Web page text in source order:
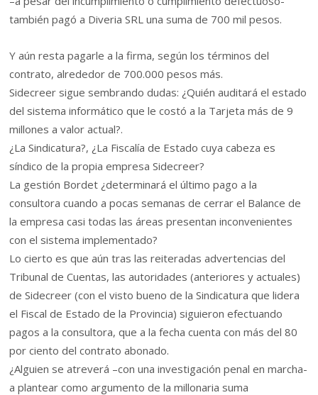
también pagó a Diveria SRL una suma de 700 mil pesos.
Y aún resta pagarle a la firma, según los términos del
contrato, alrededor de 700.000 pesos más.
Sidecreer sigue sembrando dudas: ¿Quién auditará el estado
del sistema informático que le costó a la Tarjeta más de 9
millones a valor actual?.
¿La Sindicatura?, ¿La Fiscalía de Estado cuya cabeza es
síndico de la propia empresa Sidecreer?
La gestión Bordet ¿determinará el último pago a la
consultora cuando a pocas semanas de cerrar el Balance de
la empresa casi todas las áreas presentan inconvenientes
con el sistema implementado?
Lo cierto es que aún tras las reiteradas advertencias del
Tribunal de Cuentas, las autoridades (anteriores y actuales)
de Sidecreer (con el visto bueno de la Sindicatura que lidera
el Fiscal de Estado de la Provincia) siguieron efectuando
pagos a la consultora, que a la fecha cuenta con más del 80
por ciento del contrato abonado.
¿Alguien se atreverá –con una investigación penal en marcha-
a plantear como argumento de la millonaria suma